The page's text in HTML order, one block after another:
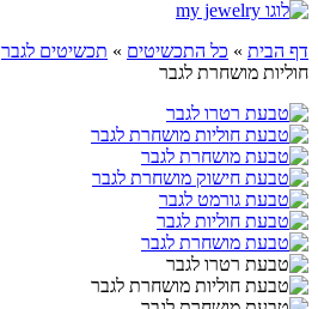
דף הבית » כל התכשיטים » תכשיטים לגבר
חוליות מושחרת לגבר